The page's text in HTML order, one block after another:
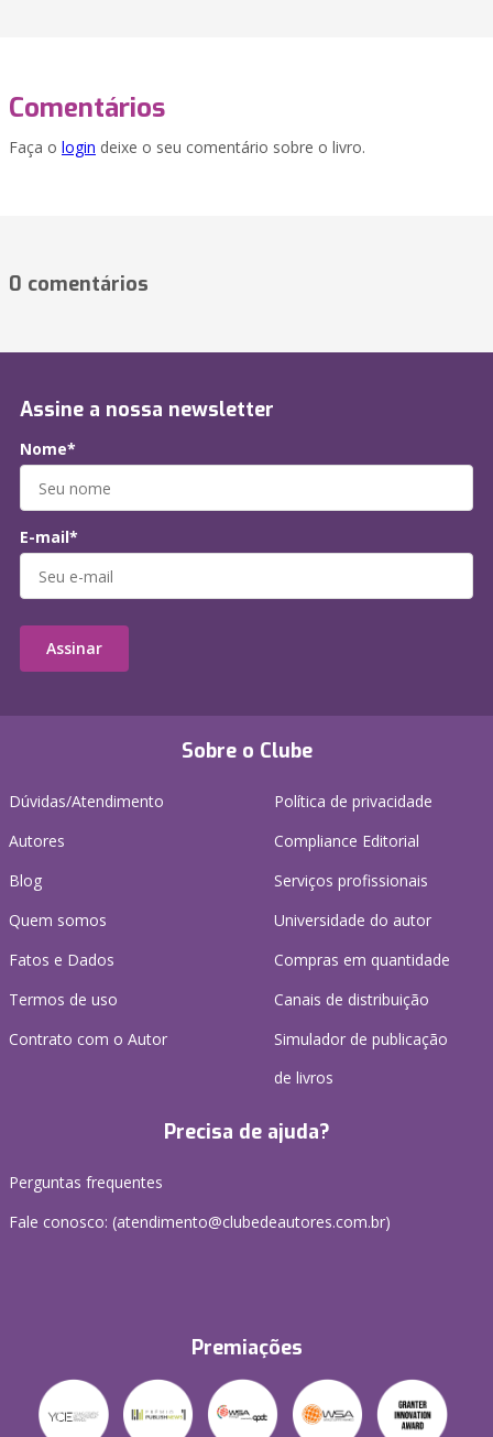
Comentários
Faça o login deixe o seu comentário sobre o livro.
0 comentários
Sobre o Clube
Dúvidas/Atendimento
Autores
Blog
Quem somos
Fatos e Dados
Termos de uso
Contrato com o Autor
Política de privacidade
Compliance Editorial
Serviços profissionais
Universidade do autor
Compras em quantidade
Canais de distribuição
Simulador de publicação
de livros
Precisa de ajuda?
Perguntas frequentes
Fale conosco: (atendimento@clubedeautores.com.br)
Premiações
Assine a nossa newsletter
Nome*
E-mail*
Assinar